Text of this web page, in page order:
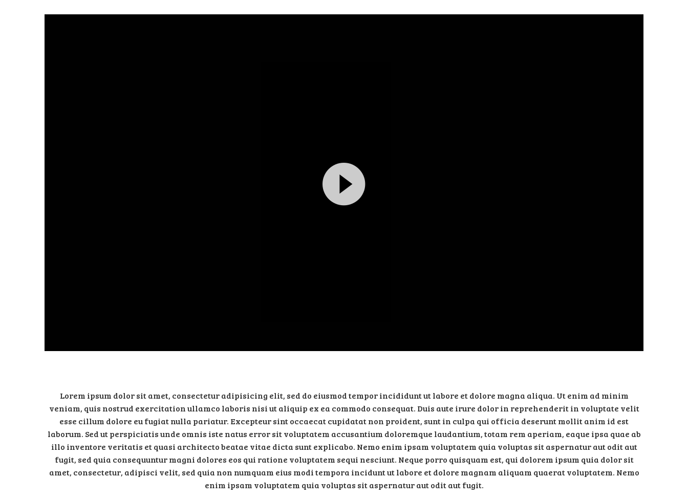
Lorem ipsum dolor sit amet, consectetur adipisicing elit, sed do eiusmod tempor incididunt ut labore et dolore magna aliqua. Ut enim ad minim
veniam, quis nostrud exercitation ullamco laboris nisi ut aliquip ex ea commodo consequat. Duis aute irure dolor in reprehenderit in voluptate velit
esse cillum dolore eu fugiat nulla pariatur. Excepteur sint occaecat cupidatat non proident, sunt in culpa qui officia deserunt mollit anim id est
laborum. Sed ut perspiciatis unde omnis iste natus error sit voluptatem accusantium doloremque laudantium, totam rem aperiam, eaque ipsa quae ab
illo inventore veritatis et quasi architecto beatae vitae dicta sunt explicabo. Nemo enim ipsam voluptatem quia voluptas sit aspernatur aut odit aut
fugit, sed quia consequuntur magni dolores eos qui ratione voluptatem sequi nesciunt. Neque porro quisquam est, qui dolorem ipsum quia dolor sit
amet, consectetur, adipisci velit, sed quia non numquam eius modi tempora incidunt ut labore et dolore magnam aliquam quaerat voluptatem. Nemo
enim ipsam voluptatem quia voluptas sit aspernatur aut odit aut fugit.